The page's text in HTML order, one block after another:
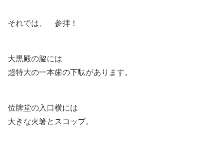
それでは、 参拝！
大黒殿の脇には
超特大の一本歯の下駄があります。
位牌堂の入口横には
大きな火箸とスコップ。